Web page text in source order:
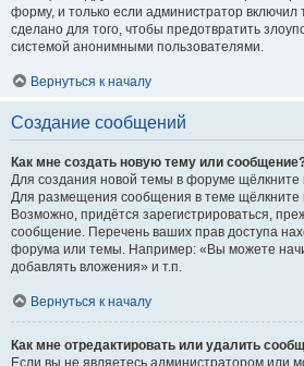
форму, и только если администратор включил
сделано для того, чтобы предотвратить
системой анонимными пользователями.
Вернуться к началу
Создание сообщений
Как мне создать новую тему или
Для создания новой темы в форуме щёлкните
Для размещения сообщения в теме щёлкните
Возможно, придётся зарегистрироваться,
сообщение. Перечень ваших прав доступа
форума или темы. Например: «Вы можете
добавлять вложения» и т.п.
Вернуться к началу
Как мне отредактировать или удалить
Если вы не являетесь администратором или